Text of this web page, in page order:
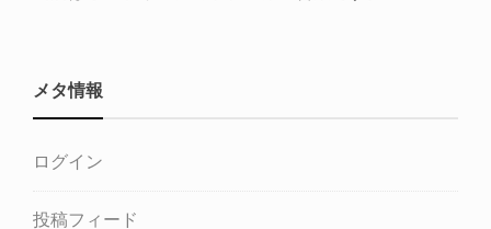
メタ情報
ログイン
投稿フィード